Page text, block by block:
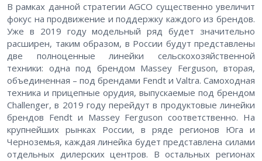
В рамках данной стратегии AGCO существенно увеличит
фокус на продвижение и поддержку каждого из брендов.
Уже в 2019 году модельный ряд будет значительно
расширен, таким образом, в России будут представлены
две полноценные линейки сельскохозяйственной
техники: одна под брендом Massey Ferguson, вторая,
объединенная – под брендами Fendt и Valtra. Самоходная
техника и прицепные орудия, выпускаемые под брендом
Challenger, в 2019 году перейдут в продуктовые линейки
брендов Fendt и Massey Ferguson соответственно. На
крупнейших рынках России, в ряде регионов Юга и
Черноземья, каждая линейка будет представлена силами
отдельных дилерских центров. В остальных регионах